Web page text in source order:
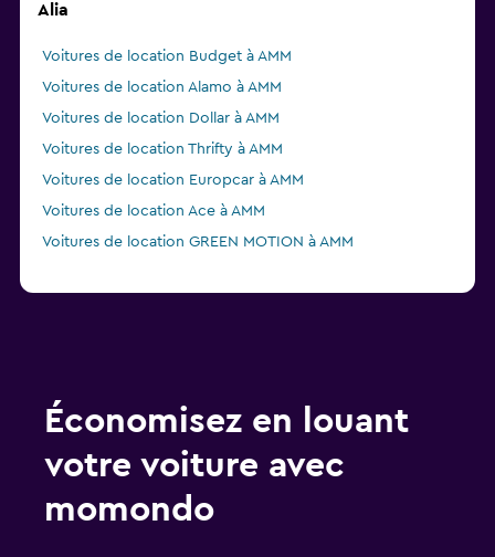
Alia
Voitures de location Budget à AMM
Voitures de location Alamo à AMM
Voitures de location Dollar à AMM
Voitures de location Thrifty à AMM
Voitures de location Europcar à AMM
Voitures de location Ace à AMM
Voitures de location GREEN MOTION à AMM
Économisez en louant
votre voiture avec
momondo